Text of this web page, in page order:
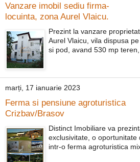
Vanzare imobil sediu firma-
locuinta, zona Aurel Vlaicu.
Prezint la vanzare
Aurel Vlaicu, vila dispusa
si pod, avand 530 mp teren,
marți, 17 ianuarie 2023
Ferma si pensiune agroturistica
Crizbav/Brasov
Distinct Imobiliare va
exclusivitate, o oportunitate
intr-o ferma agroturistica